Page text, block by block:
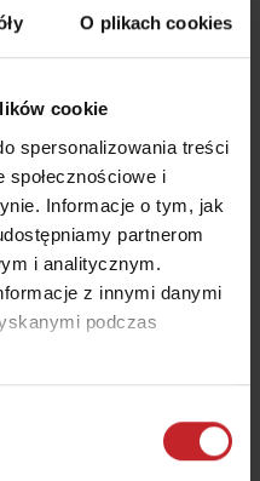
O plikach cookies
cookie
spersonalizowania treści
społecznościowe i
Informacje o tym, jak
partnerom
i analitycznym.
z innymi danymi
podczas